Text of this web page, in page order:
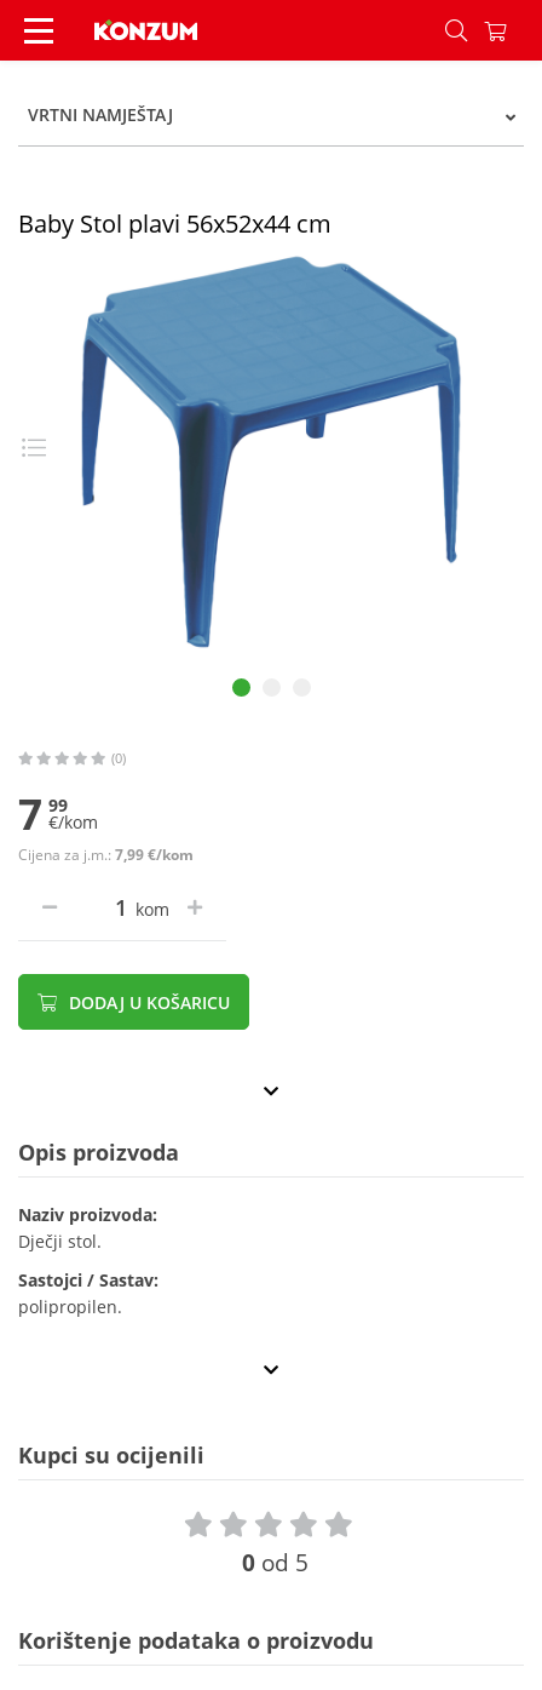
Baby Stol plavi 56x52x44 cm - Konzum
VRTNI NAMJEŠTAJ
Baby Stol plavi 56x52x44 cm
(0)
7 99
€/kom
Cijena za j.m.: 7,99 €/kom
kom
DODAJ U KOŠARICU
Opis proizvoda
Naziv proizvoda:
Dječji stol.
Sastojci / Sastav:
polipropilen.
Kupci su ocijenili
0 od 5
Korištenje podataka o proizvodu